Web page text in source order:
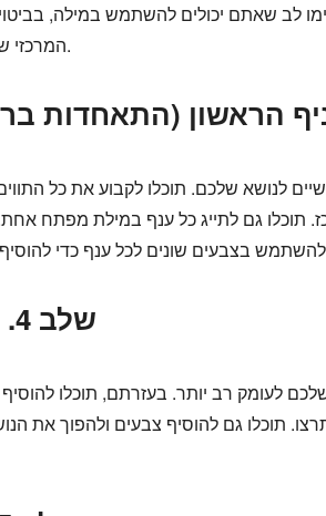
לב שאתם יכולים להשתמש במילה,
המרכזי שלכם בעת סיעור המוחות.
לנושא שלכם. תוכלו לקבוע את כל התווים
שלב 4. לכו עמוק יותר
לעומק רב יותר. בעזרתם, תוכלו
תוכלו גם להוסיף צבעים ולהפוך את